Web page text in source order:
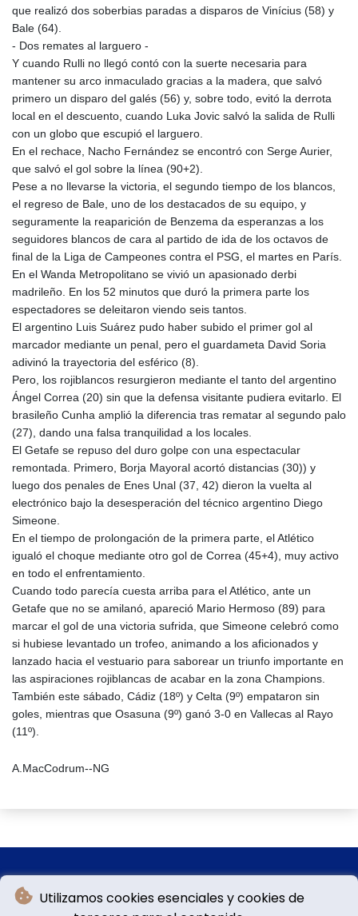
Utilizamos cookies esenciales y cookies de
que realizó dos soberbias paradas a disparos de Vinícius (58) y
Bale (64).
- Dos remates al larguero -
Y cuando Rulli no llegó contó con la suerte necesaria para
mantener su arco inmaculado gracias a la madera, que salvó
primero un disparo del galés (56) y, sobre todo, evitó la derrota
local en el descuento, cuando Luka Jovic salvó la salida de Rulli
con un globo que escupió el larguero.
En el rechace, Nacho Fernández se encontró con Serge Aurier,
que salvó el gol sobre la línea (90+2).
Pese a no llevarse la victoria, el segundo tiempo de los blancos,
el regreso de Bale, uno de los destacados de su equipo, y
seguramente la reaparición de Benzema da esperanzas a los
seguidores blancos de cara al partido de ida de los octavos de
final de la Liga de Campeones contra el PSG, el martes en París.
En el Wanda Metropolitano se vivió un apasionado derbi
madrileño. En los 52 minutos que duró la primera parte los
espectadores se deleitaron viendo seis tantos.
El argentino Luis Suárez pudo haber subido el primer gol al
marcador mediante un penal, pero el guardameta David Soria
adivinó la trayectoria del esférico (8).
Pero, los rojiblancos resurgieron mediante el tanto del argentino
Ángel Correa (20) sin que la defensa visitante pudiera evitarlo. El
brasileño Cunha amplió la diferencia tras rematar al segundo palo
(27), dando una falsa tranquilidad a los locales.
El Getafe se repuso del duro golpe con una espectacular
remontada. Primero, Borja Mayoral acortó distancias (30)) y
luego dos penales de Enes Unal (37, 42) dieron la vuelta al
electrónico bajo la desesperación del técnico argentino Diego
Simeone.
En el tiempo de prolongación de la primera parte, el Atlético
igualó el choque mediante otro gol de Correa (45+4), muy activo
en todo el enfrentamiento.
Cuando todo parecía cuesta arriba para el Atlético, ante un
Getafe que no se amilanó, apareció Mario Hermoso (89) para
marcar el gol de una victoria sufrida, que Simeone celebró como
si hubiese levantado un trofeo, animando a los aficionados y
lanzado hacia el vestuario para saborear un triunfo importante en
las aspiraciones rojiblancas de acabar en la zona Champions.
También este sábado, Cádiz (18º) y Celta (9º) empataron sin
goles, mientras que Osasuna (9º) ganó 3-0 en Vallecas al Rayo
(11º).
A.MacCodrum--NG